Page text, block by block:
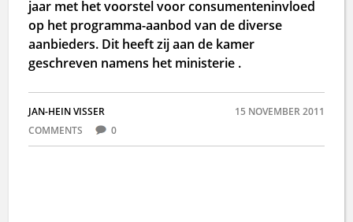
jaar met het voorstel voor consumenteninvloed
op het programma-aanbod van de diverse
aanbieders. Dit heeft zij aan de kamer
geschreven namens het ministerie .
JAN-HEIN VISSER
15 NOVEMBER 2011
COMMENTS
0